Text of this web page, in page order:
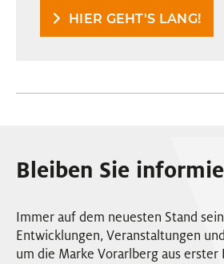
HIER GEHT'S LANG!
Bleiben Sie
Immer auf dem neuesten Stand
Entwicklungen, Veranstaltungen
um die Marke Vorarlberg aus erster